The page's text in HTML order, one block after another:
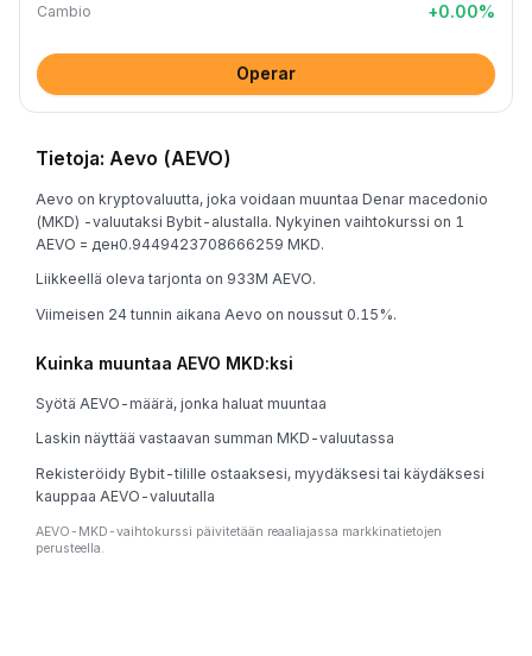
Cambio +0.00%
Operar
Tietoja: Aevo (AEVO)
Aevo on kryptovaluutta, joka voidaan muuntaa Denar macedonio
(MKD) -valuutaksi Bybit-alustalla. Nykyinen vaihtokurssi on 1
AEVO = ден0.9449423708666259 MKD.
Liikkeellä oleva tarjonta on 933M AEVO.
Viimeisen 24 tunnin aikana Aevo on noussut 0.15%.
Kuinka muuntaa AEVO MKD:ksi
Syötä AEVO-määrä, jonka haluat muuntaa
Laskin näyttää vastaavan summan MKD-valuutassa
Rekisteröidy Bybit-tilille ostaaksesi, myydäksesi tai käydäksesi
kauppaa AEVO-valuutalla
AEVO-MKD-vaihtokurssi päivitetään reaaliajassa markkinatietojen
perusteella.